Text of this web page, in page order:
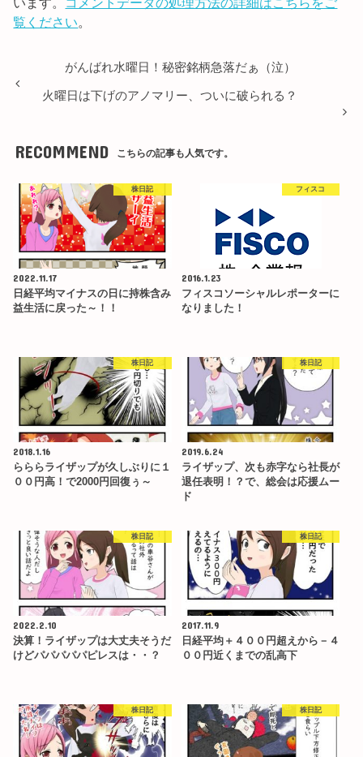
覧ください。
がんばれ水曜日！秘密銘柄急落だぁ（泣）
火曜日は下げのアノマリー、ついに破られる？
RECOMMEND こちらの記事も人気です。
株日記
2022.11.17
日経平均マイナスの日に持株含み
益生活に戻った～！！
フィスコ
2016.1.23
フィスコソーシャルレポーターに
なりました！
株日記
2018.1.16
らららライザップが久しぶりに１
００円高！で2000円回復ぅ～
株日記
2019.6.24
ライザップ、次も赤字なら社長が
退任表明！？で、総会は応援ムー
ド
株日記
2022.2.10
決算！ライザップは大丈夫そうだ
けどパパパパパピレスは・・？
株日記
2017.11.9
日経平均＋４００円超えから－４
００円近くまでの乱高下
株日記 株日記